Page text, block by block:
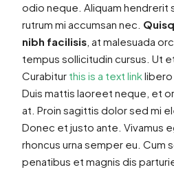
odio neque. Aliquam hendrerit
rutrum mi accumsan nec.
nibh facilisis , at malesuada
tempus sollicitudin cursus. Ut
Curabitur this is a text linklibero
Duis mattis laoreet neque, et
at. Proin sagittis dolor sed mi
Donec et justo ante. Vivamus
rhoncus urna semper eu. Cum
penatibus et magnis dis